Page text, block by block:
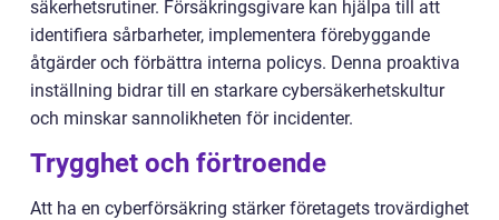
säkerhetsrutiner. Försäkringsgivare kan hjälpa till att
identifiera sårbarheter, implementera förebyggande
åtgärder och förbättra interna policys. Denna proaktiva
inställning bidrar till en starkare cybersäkerhetskultur
och minskar sannolikheten för incidenter.
Trygghet och förtroende
Att ha en cyberförsäkring stärker företagets trovärdighet